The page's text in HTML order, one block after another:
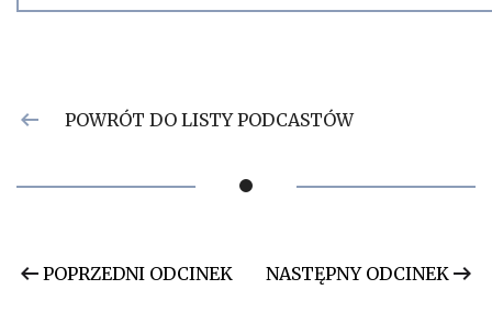
POWRÓT DO LISTY PODCASTÓW
POPRZEDNI ODCINEK NASTĘPNY ODCINEK